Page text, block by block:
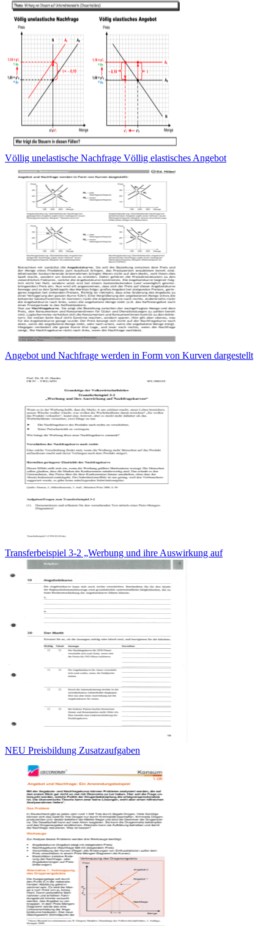
Völlig unelastische Nachfrage Völlig elastisches Angebot
Angebot und Nachfrage werden in Form von Kurven dargestellt
Transferbeispiel 3-2 „Werbung und ihre Auswirkung auf
NEU Preisbildung Zusatzaufgaben